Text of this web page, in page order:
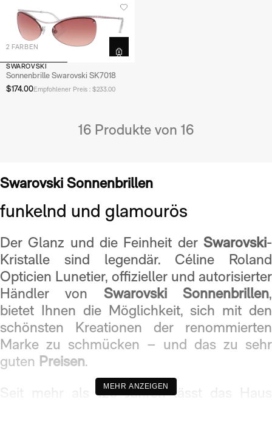
2 FARBEN
SWAROVSKI
Sonnenbrille Swarovski SK7018
$174.00Empfohlener Preis : $233.00
16 Produkte von 16
Swarovski Sonnenbrillen
funkelnd und glamourös
Der Glanz und die Feinheit der Swarovski-
Kristalle sind legendär. Céline Roland
Opticien Lunetier, offizieller und autorisierter
Händler von Swarovski Sonnenbrillen,
bietet Ihnen die Möglichkeit, sich mit den
schönsten Kreationen der renommierten
Marke zu schmücken – und das zu sehr
guten Preisen.
Seit mehr als 120 Jahren lässt das Haus
MEHR ANZEIGEN